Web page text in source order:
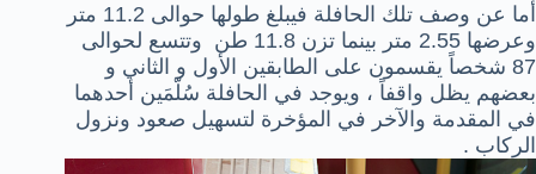
أما عن وصف تلك الحافلة فيبلغ طولها حوالى 11.2 متر
وعرضها 2.55 متر بينما تزن 11.8 طن وتتسع لحوالى
87 شخصاً يقسمون على الطابقين الأول و الثاني و
بعضهم يظل واقفاً ، ويوجد في الحافلة سُلّمَين أحدهما
في المقدمة والآخر في المؤخرة لتسهيل صعود ونزول
الركاب .